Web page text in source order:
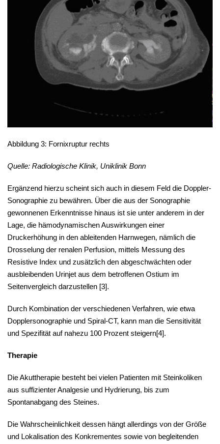
Abbildung 3: Fornixruptur rechts
Quelle: Radiologische Klinik, Uniklinik Bonn
Ergänzend hierzu scheint sich auch in diesem Feld die Doppler-
Sonographie zu bewähren. Über die aus der Sonographie
gewonnenen Erkenntnisse hinaus ist sie unter anderem in der
Lage, die hämodynamischen Auswirkungen einer
Druckerhöhung in den ableitenden Harnwegen, nämlich die
Drosselung der renalen Perfusion, mittels Messung des
Resistive Index und zusätzlich den abgeschwächten oder
ausbleibenden Urinjet aus dem betroffenen Ostium im
Seitenvergleich darzustellen [3].
Durch Kombination der verschiedenen Verfahren, wie etwa
Dopplersonographie und Spiral-CT, kann man die Sensitivität
und Spezifität auf nahezu 100 Prozent steigern[4].
Therapie
Die Akuttherapie besteht bei vielen Patienten mit Steinkoliken
aus suffizienter Analgesie und Hydrierung, bis zum
Spontanabgang des Steines.
Die Wahrscheinlichkeit dessen hängt allerdings von der Größe
und Lokalisation des Konkrementes sowie von begleitenden